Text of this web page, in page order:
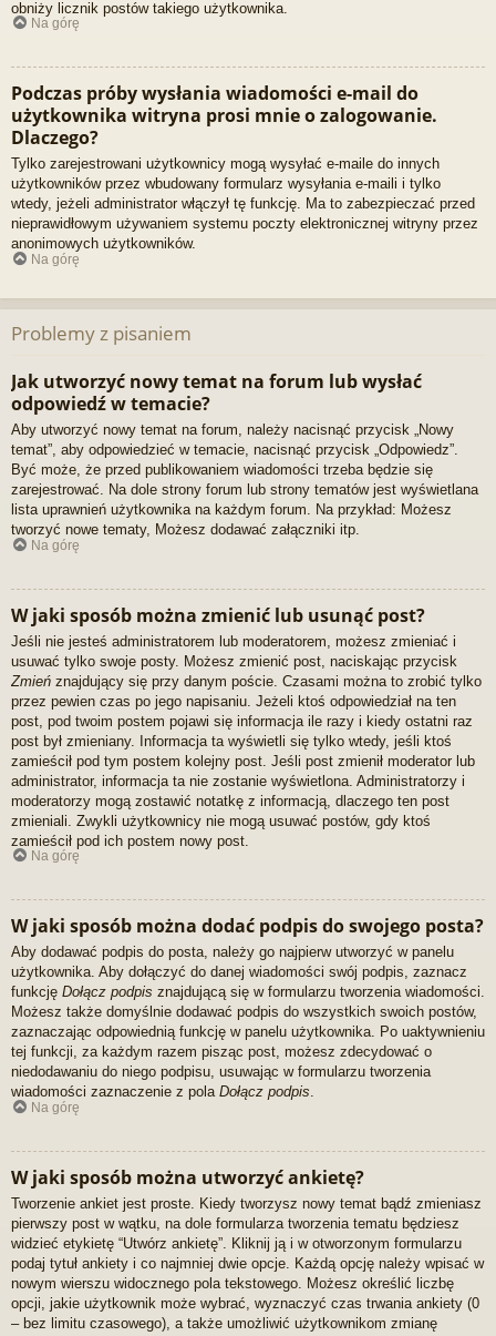
obniży licznik postów takiego użytkownika.
Na górę
Podczas próby wysłania wiadomości e-mail do
użytkownika witryna prosi mnie o zalogowanie.
Dlaczego?
Tylko zarejestrowani użytkownicy mogą wysyłać e-maile do innych
użytkowników przez wbudowany formularz wysyłania e-maili i tylko
wtedy, jeżeli administrator włączył tę funkcję. Ma to zabezpieczać przed
nieprawidłowym używaniem systemu poczty elektronicznej witryny przez
anonimowych użytkowników.
Na górę
Problemy z pisaniem
Jak utworzyć nowy temat na forum lub wysłać
odpowiedź w temacie?
Aby utworzyć nowy temat na forum, należy nacisnąć przycisk „Nowy
temat”, aby odpowiedzieć w temacie, nacisnąć przycisk „Odpowiedz”.
Być może, że przed publikowaniem wiadomości trzeba będzie się
zarejestrować. Na dole strony forum lub strony tematów jest wyświetlana
lista uprawnień użytkownika na każdym forum. Na przykład: Możesz
tworzyć nowe tematy, Możesz dodawać załączniki itp.
Na górę
W jaki sposób można zmienić lub usunąć post?
Jeśli nie jesteś administratorem lub moderatorem, możesz zmieniać i
usuwać tylko swoje posty. Możesz zmienić post, naciskając przycisk
Zmień znajdujący się przy danym poście. Czasami można to zrobić tylko
przez pewien czas po jego napisaniu. Jeżeli ktoś odpowiedział na ten
post, pod twoim postem pojawi się informacja ile razy i kiedy ostatni raz
post był zmieniany. Informacja ta wyświetli się tylko wtedy, jeśli ktoś
zamieścił pod tym postem kolejny post. Jeśli post zmienił moderator lub
administrator, informacja ta nie zostanie wyświetlona. Administratorzy i
moderatorzy mogą zostawić notatkę z informacją, dlaczego ten post
zmieniali. Zwykli użytkownicy nie mogą usuwać postów, gdy ktoś
zamieścił pod ich postem nowy post.
Na górę
W jaki sposób można dodać podpis do swojego posta?
Aby dodawać podpis do posta, należy go najpierw utworzyć w panelu
użytkownika. Aby dołączyć do danej wiadomości swój podpis, zaznacz
funkcję Dołącz podpis znajdującą się w formularzu tworzenia wiadomości.
Możesz także domyślnie dodawać podpis do wszystkich swoich postów,
zaznaczając odpowiednią funkcję w panelu użytkownika. Po uaktywnieniu
tej funkcji, za każdym razem pisząc post, możesz zdecydować o
niedodawaniu do niego podpisu, usuwając w formularzu tworzenia
wiadomości zaznaczenie z pola Dołącz podpis.
Na górę
W jaki sposób można utworzyć ankietę?
Tworzenie ankiet jest proste. Kiedy tworzysz nowy temat bądź zmieniasz
pierwszy post w wątku, na dole formularza tworzenia tematu będziesz
widzieć etykietę “Utwórz ankietę”. Kliknij ją i w otworzonym formularzu
podaj tytuł ankiety i co najmniej dwie opcje. Każdą opcję należy wpisać w
nowym wierszu widocznego pola tekstowego. Możesz określić liczbę
opcji, jakie użytkownik może wybrać, wyznaczyć czas trwania ankiety (0
– bez limitu czasowego), a także umożliwić użytkownikom zmianę